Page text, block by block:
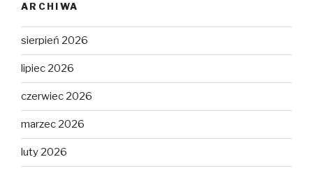
ARCHIWA
sierpień 2026
lipiec 2026
czerwiec 2026
marzec 2026
luty 2026